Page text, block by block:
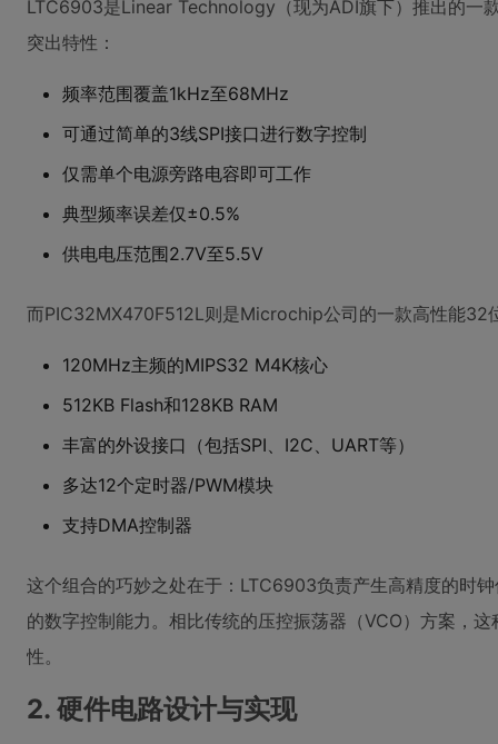
LTC6903是Linear Technology（现为ADI旗下）推出的一
突出特性：
频率范围覆盖1kHz至68MHz
可通过简单的3线SPI接口进行数字控制
仅需单个电源旁路电容即可工作
典型频率误差仅±0.5%
供电电压范围2.7V至5.5V
而PIC32MX470F512L则是Microchip公司的一款高性能32
120MHz主频的MIPS32 M4K核心
512KB Flash和128KB RAM
丰富的外设接口（包括SPI、I2C、UART等）
多达12个定时器/PWM模块
支持DMA控制器
这个组合的巧妙之处在于：LTC6903负责产生高精度的时
的数字控制能力。相比传统的压控振荡器（VCO）方案，
性。
2. 硬件电路设计与实现